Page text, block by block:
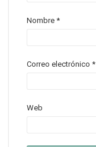
Nombre *
Correo electrónico *
Web